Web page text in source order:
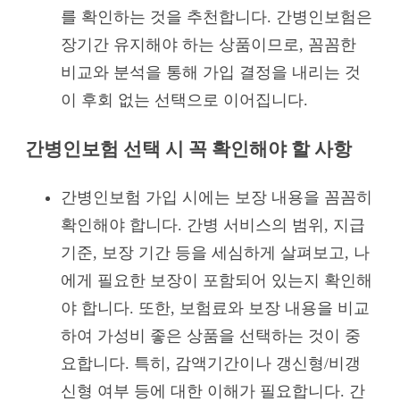
를 확인하는 것을 추천합니다. 간병인보험은
장기간 유지해야 하는 상품이므로, 꼼꼼한
비교와 분석을 통해 가입 결정을 내리는 것
이 후회 없는 선택으로 이어집니다.
간병인보험 선택 시 꼭 확인해야 할 사항
간병인보험 가입 시에는 보장 내용을 꼼꼼히
확인해야 합니다. 간병 서비스의 범위, 지급
기준, 보장 기간 등을 세심하게 살펴보고, 나
에게 필요한 보장이 포함되어 있는지 확인해
야 합니다. 또한, 보험료와 보장 내용을 비교
하여 가성비 좋은 상품을 선택하는 것이 중
요합니다. 특히, 감액기간이나 갱신형/비갱
신형 여부 등에 대한 이해가 필요합니다. 간